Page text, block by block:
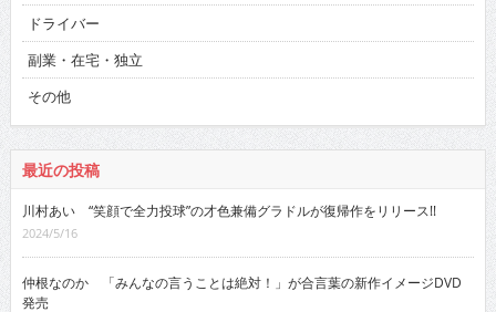
ドライバー
副業・在宅・独立
その他
最近の投稿
川村あい “笑顔で全力投球”の才色兼備グラドルが復帰作をリリース!!
2024/5/16
仲根なのか 「みんなの言うことは絶対！」が合言葉の新作イメージDVD
発売